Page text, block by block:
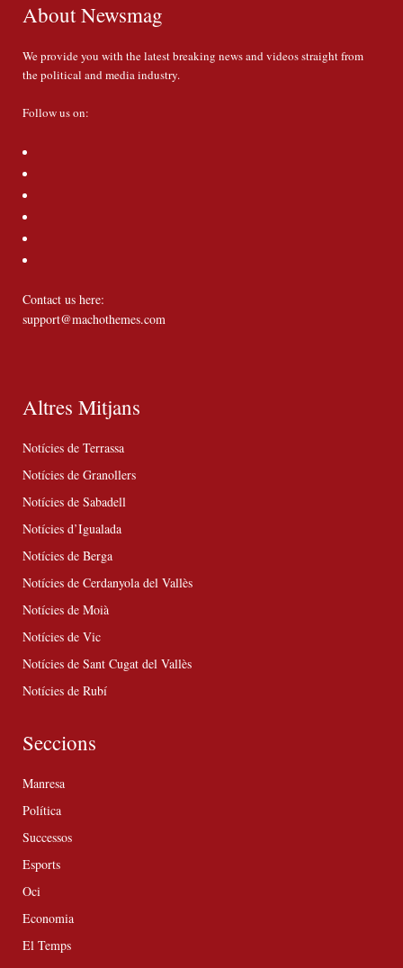
About Newsmag
We provide you with the latest breaking news and videos straight from
the political and media industry.
Follow us on:
Contact us here:
support@machothemes.com
Altres Mitjans
Notícies de Terrassa
Notícies de Granollers
Notícies de Sabadell
Notícies d’Igualada
Notícies de Berga
Notícies de Cerdanyola del Vallès
Notícies de Moià
Notícies de Vic
Notícies de Sant Cugat del Vallès
Notícies de Rubí
Seccions
Manresa
Política
Successos
Esports
Oci
Economia
El Temps